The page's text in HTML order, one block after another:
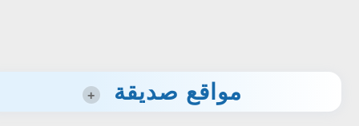
مواقع صديقة +